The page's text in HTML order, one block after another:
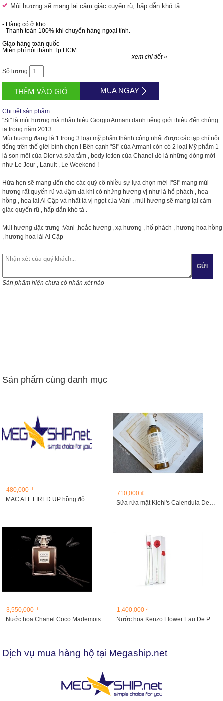
Mùi hương sẽ mang lại cảm giác quyến rũ, hấp dẫn khó tả .
- Hàng có ở kho
- Thanh toán 100% khi chuyển hàng ngoại tỉnh.
Giao hàng toàn quốc
Miễn phí nội thành Tp.HCM
xem chi tiết »
Số lượng
MUA NGAY
Chi tiết sản phẩm
"Si" là mùi hương mà nhãn hiệu Giorgio Armani danh tiếng giới thiệu đến chúng
ta trong năm 2013 .
Mùi hương đang là 1 trong 3 loại mỹ phẩm thành công nhất được các tạp chí nổi
tiếng trên thế giới bình chọn ! Bên cạnh "Si" của Armani còn có 2 loại Mỹ phẩm 1
là son môi của Dior và sữa tắm , body lotion của Chanel đó là những dòng mới
như Le Jour , Lanuit , Le Weekend !
Hứa hẹn sẽ mang đến cho các quý cô nhiều sự lựa chọn mới !"Si" mang mùi
hương rất quyến rũ và đậm đà khi có những hương vị như là hổ phách , hoa
hồng , hoa lài Ai Cập và nhất là vị ngọt của Vani , mùi hương sẽ mang lại cảm
giác quyến rũ , hấp dẫn khó tả .
Mùi hương đặc trưng :Vani ,hoắc hương , xạ hương , hổ phách , hương hoa hồng
, hương hoa lài Ai Cập
GỬI
Sản phẩm hiện chưa có nhận xét nào
Sản phẩm cùng danh mục
480,000 ₫
MAC ALL FIRED UP hồng đỏ
710,000 ₫
Sữa rửa mặt Kiehl's Calendula Deep Cleansing Foaming Face...
3,550,000 ₫
Nước hoa Chanel Coco Mademoiselle intense, 100ml
1,400,000 ₫
Nước hoa Kenzo Flower Eau De Parfum
Dịch vụ mua hàng hộ tại Megaship.net